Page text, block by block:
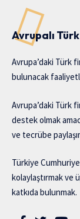
Avrupalı
Avrupa’daki Türk
bulunacak
Avrupa’daki Türk
destek olmak
ve tecrübe
Türkiye
kolaylaştırmak ve
katkıda bulunmak.